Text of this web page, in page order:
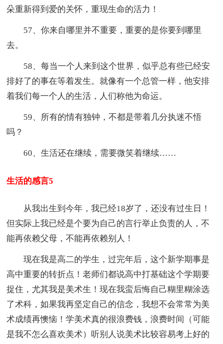
朵重新得到爱的关怀，重现生命的活力！
57、你来自哪里并不重要，重要的是你要到哪里
去。
58、每当一个人来到这个世界，似乎总有些已经安
排好了的事在等着发生。就像有一个总管一样，他安排
着我们每一个人的生活，人们称他为命运。
59、所有的情有独钟，不都是带着几分执迷不悟
吗？
60、生活还在继续，需要微笑着继续……
生活的感言5
从我出生到今年，我已经18岁了，还没有过生日！
但实际上我已经是个要为自己的言行举止负责的人，不
能再依赖父母，不能再依赖别人！
现在我是高二的学生，过完年后，这个新学期事是
高中重要的转折点！老师们都说高中打基础这个学期要
捉住，尤其我是美术生！现在我蛮后悔自己糊里糊涂选
了术科，如果我再坚定自己的信念，我想不会常常为美
术成绩再懊恼！学美术真的很浪费钱，浪费时间（可能
是我不怎么喜欢美术）听别人说美术比较容易考上好的